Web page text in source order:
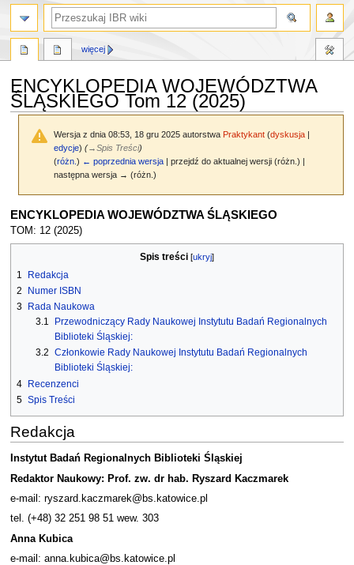
ENCYKLOPEDIA WOJEWÓDZTWA
ŚLĄSKIEGO Tom 12 (2025)
Wersja z dnia 08:53, 18 gru 2025 autorstwa Praktykant (dyskusja |
edycje) (→Spis Treści)
(różn.) ← poprzednia wersja | przejdź do aktualnej wersji (różn.) |
następna wersja → (różn.)
Przejdź
do
nawigacji
Przejdź
do
wyszukiwania
ENCYKLOPEDIA WOJEWÓDZTWA ŚLĄSKIEGO
TOM: 12 (2025)
Spis treści
1
Redakcja
2
Numer ISBN
3
Rada Naukowa
3.1
Przewodniczący Rady Naukowej Instytutu Badań Regionalnych
Biblioteki Śląskiej:
3.2 Członkowie Rady Naukowej Instytutu Badań Regionalnych
Biblioteki Śląskiej:
4 Recenzenci
5 Spis Treści
Redakcja
Instytut Badań Regionalnych Biblioteki Śląskiej
Redaktor Naukowy: Prof. zw. dr hab. Ryszard Kaczmarek
e-mail: ryszard.kaczmarek@bs.katowice.pl
tel. (+48) 32 251 98 51 wew. 303
Anna Kubica
e-mail: anna.kubica@bs.katowice.pl
więcej
szukaj